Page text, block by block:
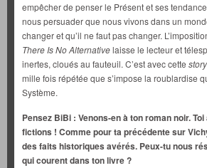
empêcher de penser le Présent et ses
nous persuader que nous vivons dans un
changer et qu’il ne faut pas changer.
There Is No Alternativelaisse le lecteur et
inertes, cloués au fauteuil. C’est avec cette
mille fois répétée que s’impose la roublardise
Système.
Pensez BiBi : Venons-en à ton roman noir.
fictions ! Comme pour ta précédente sur
des faits historiques avérés. Peux-tu nous
qui courent dans ton livre ?